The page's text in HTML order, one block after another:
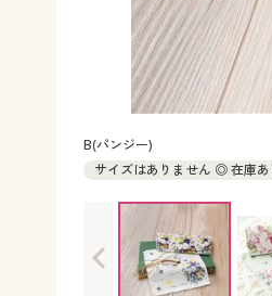
B(パンジー)
サイズはありません ◎ 在庫あ